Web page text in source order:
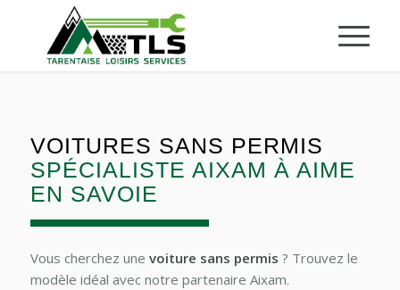
VOITURES SANS PERMIS
SPÉCIALISTE AIXAM À AIME
EN SAVOIE
Vous cherchez une voiture sans permis ? Trouvez le
modèle idéal avec notre partenaire Aixam.